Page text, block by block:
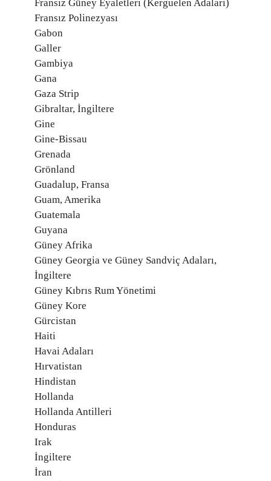
Fransız Güney Eyaletleri (Kerguelen Adaları)
Fransız Polinezyası
Gabon
Galler
Gambiya
Gana
Gaza Strip
Gibraltar, İngiltere
Gine
Gine-Bissau
Grenada
Grönland
Guadalup, Fransa
Guam, Amerika
Guatemala
Guyana
Güney Afrika
Güney Georgia ve Güney Sandviç Adaları,
İngiltere
Güney Kıbrıs Rum Yönetimi
Güney Kore
Gürcistan
Haiti
Havai Adaları
Hırvatistan
Hindistan
Hollanda
Hollanda Antilleri
Honduras
Irak
İngiltere
İran